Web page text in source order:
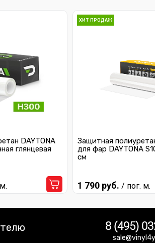
DAYTONA
глянцевая
ХИТ ПРОДАЖ
Защитная
для фар DAYTONA
см
1 790 руб. / пог. м.
8 (495)